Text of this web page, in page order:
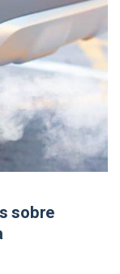
sobre